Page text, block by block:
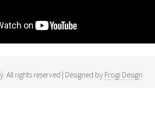
All rights reserved | Designed by Frogi Design